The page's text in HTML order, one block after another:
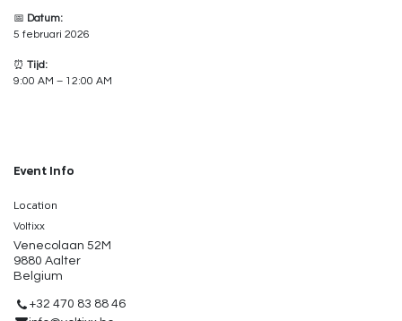
📅 Datum:
5 februari 2026
⏰ Tijd:
9:00 AM – 12:00 AM
Event Info
Location
Voltixx
Venecolaan 52M
9880 Aalter
Belgium
+32 470 83 88 46